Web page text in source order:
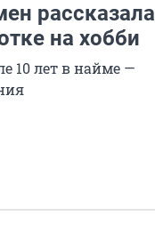
рассказала
на хобби
10 лет в найме —